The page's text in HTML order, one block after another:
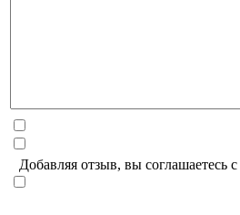
Добавляя отзыв, вы соглашаетесь с